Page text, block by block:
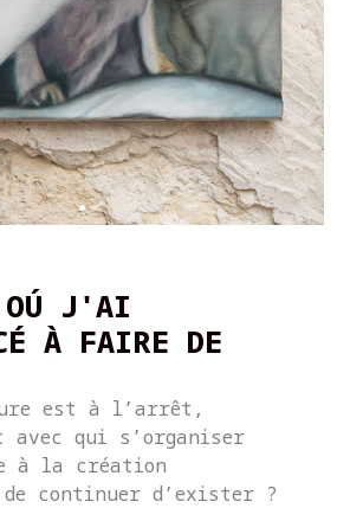
OÚ J'AI
À FAIRE DE
est à l’arrêt,
avec qui s’organiser
à la création
de continuer d’exister ?